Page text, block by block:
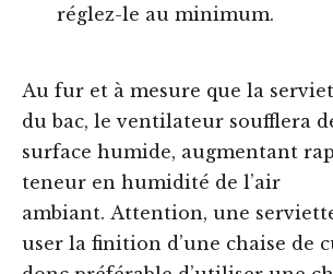
réglez-le au minimum.
Au fur et à mesure que la
du bac, le ventilateur soufflera
surface humide, augmentant
teneur en humidité de l’air
ambiant. Attention, une
user la finition d’une chaise de